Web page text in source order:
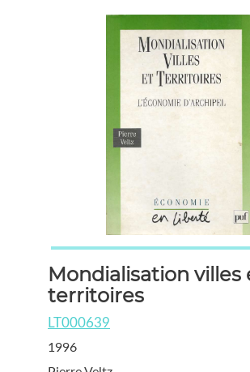
Mondialisation villes
territoires
LT000639
1996